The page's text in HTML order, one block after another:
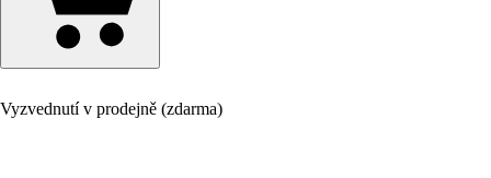
Vyzvednutí v prodejně (zdarma)